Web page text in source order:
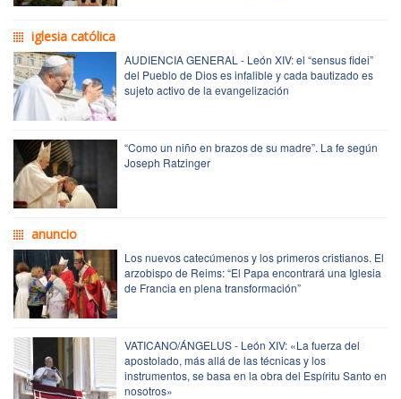
iglesia católica
AUDIENCIA GENERAL - León XIV: el “sensus fidei”
del Pueblo de Dios es infalible y cada bautizado es
sujeto activo de la evangelización
“Como un niño en brazos de su madre”. La fe según
Joseph Ratzinger
anuncio
Los nuevos catecúmenos y los primeros cristianos. El
arzobispo de Reims: “El Papa encontrará una Iglesia
de Francia en plena transformación”
VATICANO/ÁNGELUS - León XIV: «La fuerza del
apostolado, más allá de las técnicas y los
instrumentos, se basa en la obra del Espíritu Santo en
nosotros»